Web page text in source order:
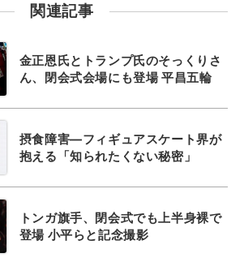
関連記事
金正恩氏とトランプ氏のそっくりさ
ん、閉会式会場にも登場 平昌五輪
摂食障害―フィギュアスケート界が
抱える「知られたくない秘密」
トンガ旗手、閉会式でも上半身裸で
登場 小平らと記念撮影